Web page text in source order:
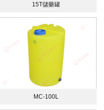
15T儲藥罐
MC-100L